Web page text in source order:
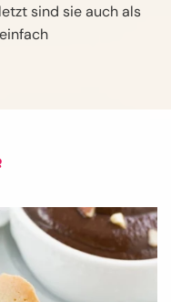
sind sie auch als